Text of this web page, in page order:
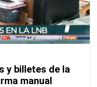
y billetes de la
manual